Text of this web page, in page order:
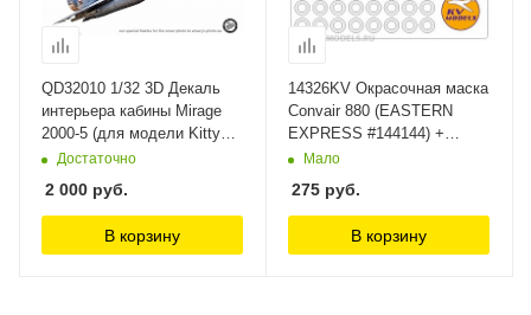
QD32010 1/32 3D Декаль
интерьера кабины Mirage
2000-5 (для модели Kitty
Hawk) Quinta Studio, 1/32
Достаточно
2 000 руб.
В корзину
14326KV Окрасочная маска
Convair 880 (EASTERN
EXPRESS #144144) +
маски на пассажирские
Models
Мало
275 руб.
В корзину